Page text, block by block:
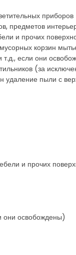
предметов
и прочих
корзин
если они
(за
удаление пыли с
и прочих
они освобождены)